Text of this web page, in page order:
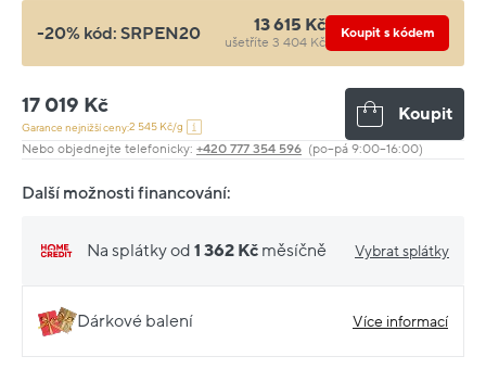
-20% kód: SRPEN20 13 615 Kč
ušetříte 3 404 Kč
Koupit s kódem
17 019 Kč
Garance nejnižší ceny:2 545 Kč/g
Koupit
Nebo objednejte telefonicky: +420 777 354 596 (po–pá 9:00–16:00)
Další možnosti financování:
Na splátky od 1 362 Kč měsíčně Vybrat splátky
Dárkové balení Více informací